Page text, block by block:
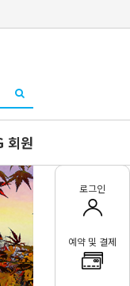
회원
로그인
예약 및 결제